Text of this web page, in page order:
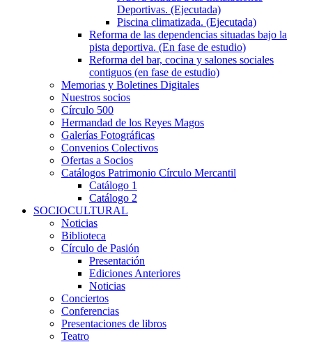
Deportivas. (Ejecutada)
Piscina climatizada. (Ejecutada)
Reforma de las dependencias situadas bajo la
pista deportiva. (En fase de estudio)
Reforma del bar, cocina y salones sociales
contiguos (en fase de estudio)
Memorias y Boletines Digitales
Nuestros socios
Círculo 500
Hermandad de los Reyes Magos
Galerías Fotográficas
Convenios Colectivos
Ofertas a Socios
Catálogos Patrimonio Círculo Mercantil
Catálogo 1
Catálogo 2
SOCIOCULTURAL
Noticias
Biblioteca
Círculo de Pasión
Presentación
Ediciones Anteriores
Noticias
Conciertos
Conferencias
Presentaciones de libros
Teatro